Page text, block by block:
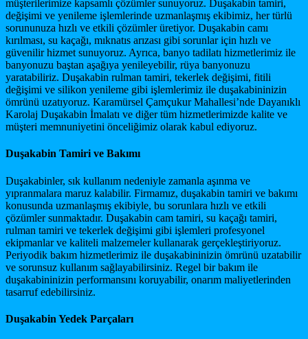
müşterilerimize kapsamlı çözümler sunuyoruz. Duşakabin tamiri,
değişimi ve yenileme işlemlerinde uzmanlaşmış ekibimiz, her türlü
sorununuza hızlı ve etkili çözümler üretiyor. Duşakabin camı
kırılması, su kaçağı, mıknatıs arızası gibi sorunlar için hızlı ve
güvenilir hizmet sunuyoruz. Ayrıca, banyo tadilatı hizmetlerimiz ile
banyonuzu baştan aşağıya yenileyebilir, rüya banyonuzu
yaratabiliriz. Duşakabin rulman tamiri, tekerlek değişimi, fitili
değişimi ve silikon yenileme gibi işlemlerimiz ile duşakabininizin
ömrünü uzatıyoruz. Karamürsel Çamçukur Mahallesi’nde Dayanıklı
Karolaj Duşakabin İmalatı ve diğer tüm hizmetlerimizde kalite ve
müşteri memnuniyetini önceliğimiz olarak kabul ediyoruz.
Duşakabin Tamiri ve Bakımı
Duşakabinler, sık kullanım nedeniyle zamanla aşınma ve
yıpranmalara maruz kalabilir. Firmamız, duşakabin tamiri ve bakımı
konusunda uzmanlaşmış ekibiyle, bu sorunlara hızlı ve etkili
çözümler sunmaktadır. Duşakabin cam tamiri, su kaçağı tamiri,
rulman tamiri ve tekerlek değişimi gibi işlemleri profesyonel
ekipmanlar ve kaliteli malzemeler kullanarak gerçekleştiriyoruz.
Periyodik bakım hizmetlerimiz ile duşakabininizin ömrünü uzatabilir
ve sorunsuz kullanım sağlayabilirsiniz. Regel bir bakım ile
duşakabininizin performansını koruyabilir, onarım maliyetlerinden
tasarruf edebilirsiniz.
Duşakabin Yedek Parçaları